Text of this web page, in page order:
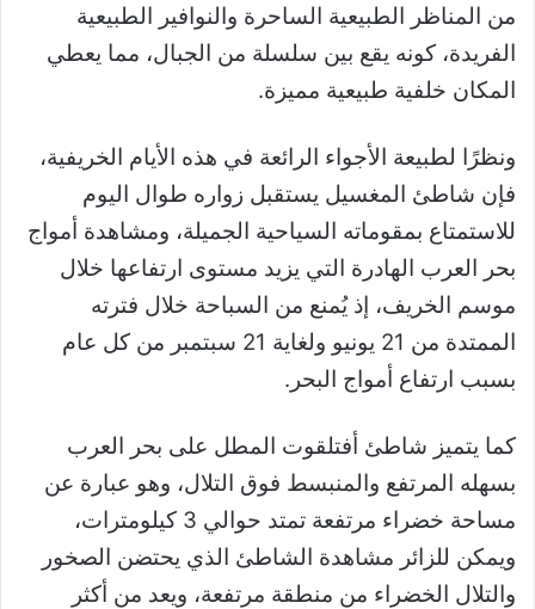
من المناظر الطبيعية الساحرة والنوافير الطبيعية
الفريدة، كونه يقع بين سلسلة من الجبال، مما يعطي
المكان خلفية طبيعية مميزة.
ونظرًا لطبيعة الأجواء الرائعة في هذه الأيام الخريفية،
فإن شاطئ المغسيل يستقبل زواره طوال اليوم
للاستمتاع بمقوماته السياحية الجميلة، ومشاهدة أمواج
بحر العرب الهادرة التي يزيد مستوى ارتفاعها خلال
موسم الخريف، إذ يُمنع من السباحة خلال فترته
الممتدة من 21 يونيو ولغاية 21 سبتمبر من كل عام
بسبب ارتفاع أمواج البحر.
كما يتميز شاطئ أفتلقوت المطل على بحر العرب
بسهله المرتفع والمنبسط فوق التلال، وهو عبارة عن
مساحة خضراء مرتفعة تمتد حوالي 3 كيلومترات،
ويمكن للزائر مشاهدة الشاطئ الذي يحتضن الصخور
والتلال الخضراء من منطقة مرتفعة، ويعد من أكثر